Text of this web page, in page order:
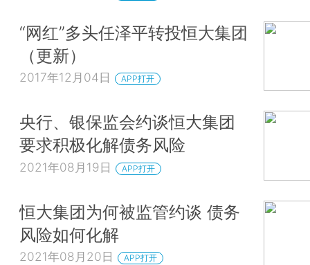
“网红”多头任泽平转投恒大集团
（更新）
2017年12月04日 APP打开
央行、银保监会约谈恒大集团
要求积极化解债务风险
2021年08月19日 APP打开
恒大集团为何被监管约谈 债务
风险如何化解
2021年08月20日 APP打开